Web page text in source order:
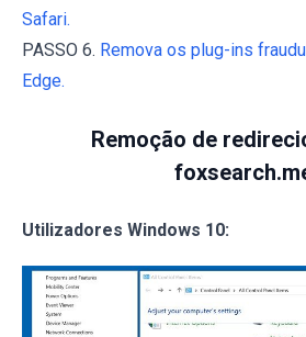
Safari.
PASSO 6. Remova os plug-ins
Edge.
Remoção de
Utilizadores Windows 10: